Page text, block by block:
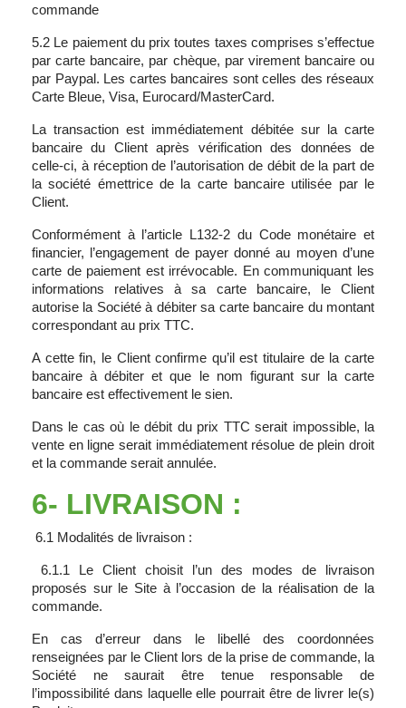
commande
5.2 Le paiement du prix toutes taxes comprises s’effectue
par carte bancaire, par chèque, par virement bancaire ou
par Paypal. Les cartes bancaires sont celles des réseaux
Carte Bleue, Visa, Eurocard/MasterCard.
La transaction est immédiatement débitée sur la carte
bancaire du Client après vérification des données de
celle-ci, à réception de l’autorisation de débit de la part de
la société émettrice de la carte bancaire utilisée par le
Client.
Conformément à l’article L132-2 du Code monétaire et
financier, l’engagement de payer donné au moyen d’une
carte de paiement est irrévocable. En communiquant les
informations relatives à sa carte bancaire, le Client
autorise la Société à débiter sa carte bancaire du montant
correspondant au prix TTC.
A cette fin, le Client confirme qu’il est titulaire de la carte
bancaire à débiter et que le nom figurant sur la carte
bancaire est effectivement le sien.
Dans le cas où le débit du prix TTC serait impossible, la
vente en ligne serait immédiatement résolue de plein droit
et la commande serait annulée.
6- LIVRAISON :
6.1 Modalités de livraison :
6.1.1 Le Client choisit l’un des modes de livraison
proposés sur le Site à l’occasion de la réalisation de la
commande.
En cas d’erreur dans le libellé des coordonnées
renseignées par le Client lors de la prise de commande, la
Société ne saurait être tenue responsable de
l’impossibilité dans laquelle elle pourrait être de livrer le(s)